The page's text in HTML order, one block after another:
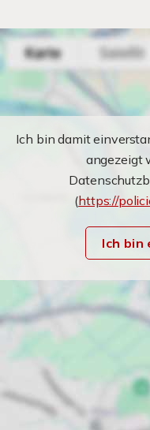
Ich bin damit
angezeigt
(https://
Ich bin